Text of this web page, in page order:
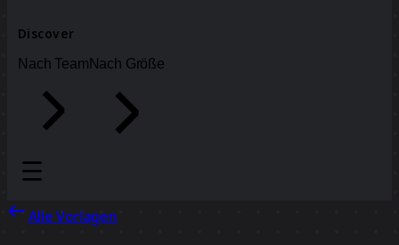
Discover
Nach Team Nach Größe
Alle Vorlagen